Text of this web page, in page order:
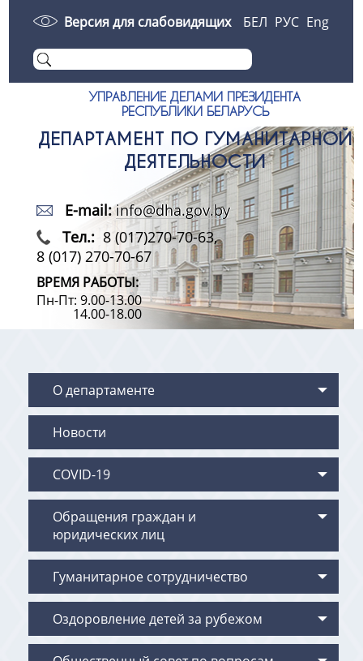
Версия для слабовидящих БЕЛ РУС Eng
УПРАВЛЕНИЕ ДЕЛАМИ ПРЕЗИДЕНТА
РЕСПУБЛИКИ БЕЛАРУСЬ
ДЕПАРТАМЕНТ ПО ГУМАНИТАРНОЙ
ДЕЯТЕЛЬНОСТИ
E-mail: info@dha.gov.by
Тел.:8 (017)270-70-63,
8 (017) 270-70-67
ВРЕМЯ РАБОТЫ:
Пн-Пт: 9.00-13.00
14.00-18.00
О департаменте
Новости
COVID-19
Обращения граждан и
юридических лиц
Гуманитарное сотрудничество
Оздоровление детей за рубежом